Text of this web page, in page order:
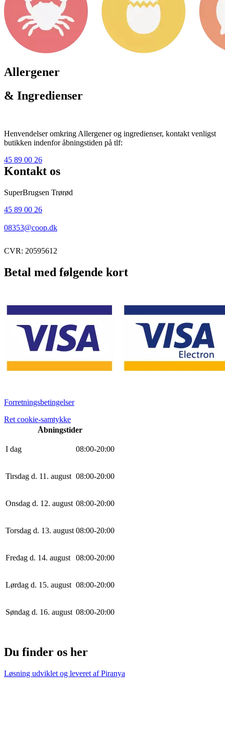
Allergener
& Ingredienser
Henvendelser omkring Allergener og ingredienser, kontakt venligst
butikken indenfor åbningstiden på tlf:
45 89 00 26
Kontakt os
SuperBrugsen Trørød
45 89 00 26
08353@coop.dk
CVR: 20595612
Betal med følgende kort
Forretningsbetingelser
Ret cookie-samtykke
Åbningstider
I dag 08:00-20:00
Tirsdag d. 11. august 08:00-20:00
Onsdag d. 12. august 08:00-20:00
Torsdag d. 13. august 08:00-20:00
Fredag d. 14. august 08:00-20:00
Lørdag d. 15. august 08:00-20:00
Søndag d. 16. august 08:00-20:00
Du finder os her
Løsning udviklet og leveret afPiranya